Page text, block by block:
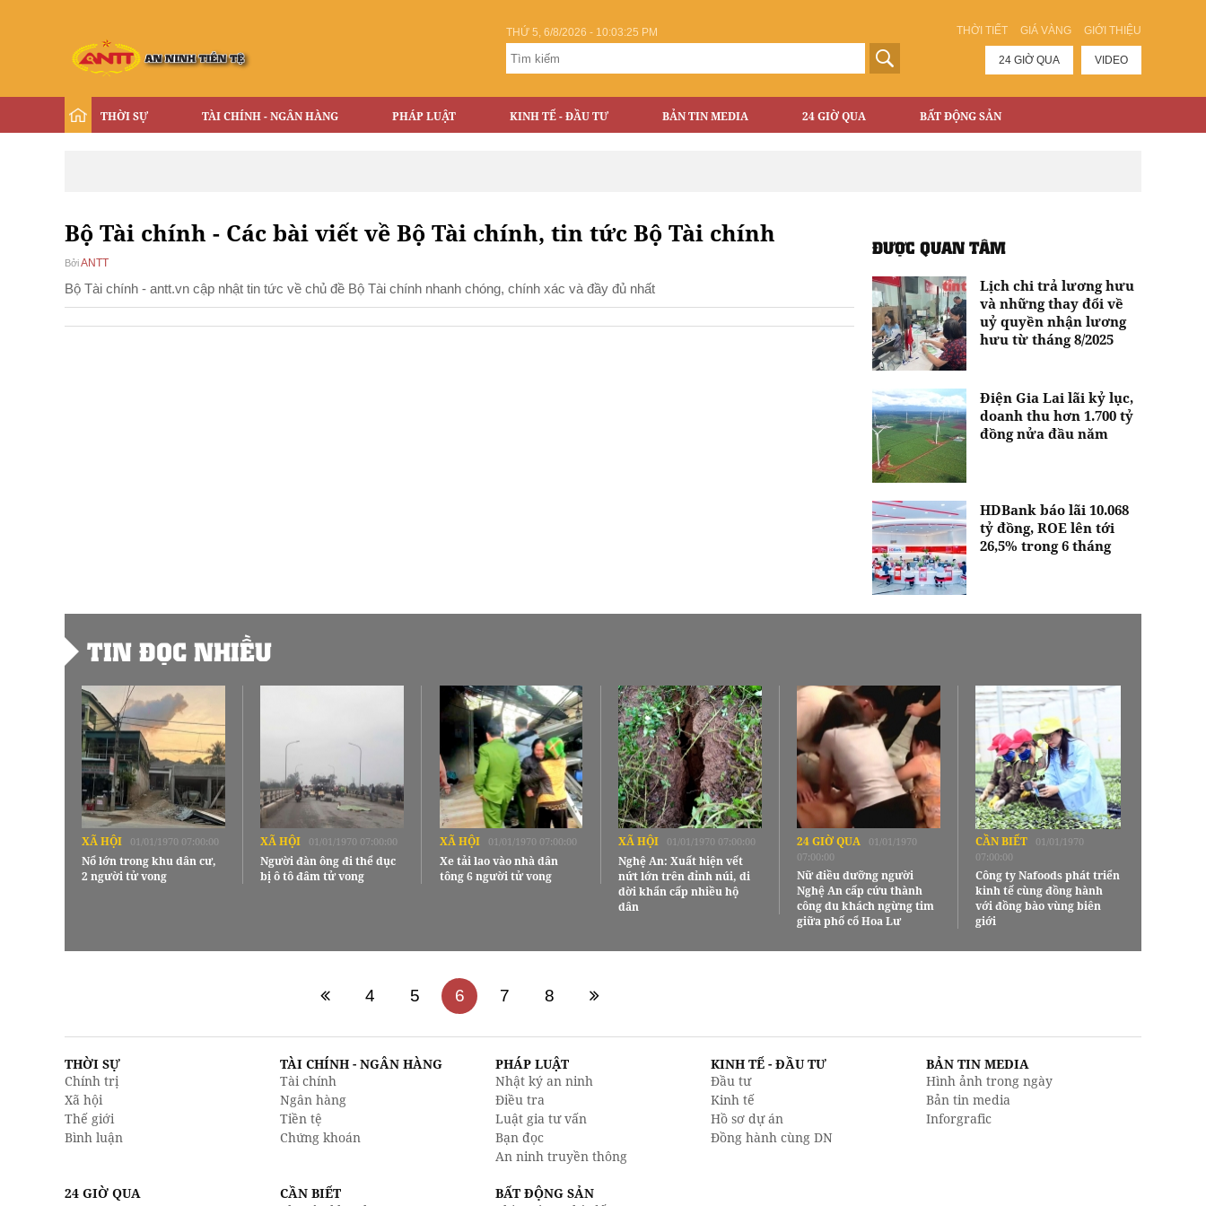
THỜI TIẾT GIÁ VÀNG GIỚI THIỆU
THỨ 5, 6/8/2026 - 10:03:25 PM
24 GIỜ QUA VIDEO
THỜI SỰ TÀI CHÍNH - NGÂN HÀNG PHÁP LUẬT KINH TẾ - ĐẦU TƯ BẢN TIN MEDIA 24 GIỜ QUA BẤT ĐỘNG SẢN
Bộ Tài chính - Các bài viết về Bộ Tài chính, tin tức Bộ Tài chính
BởiANTT
Bộ Tài chính - antt.vn cập nhật tin tức về chủ đề Bộ Tài chính nhanh chóng, chính xác và đầy đủ nhất
ĐƯỢC QUAN TÂM
Lịch chi trả lương hưu
và những thay đổi về
uỷ quyền nhận lương
hưu từ tháng 8/2025
Điện Gia Lai lãi kỷ lục,
doanh thu hơn 1.700 tỷ
đồng nửa đầu năm
HDBank báo lãi 10.068
tỷ đồng, ROE lên tới
26,5% trong 6 tháng
TIN ĐỌC NHIỀU
XÃ HỘI 01/01/1970 07:00:00
Nổ lớn trong khu dân cư,
2 người tử vong
XÃ HỘI 01/01/1970 07:00:00
Người đàn ông đi thể dục
bị ô tô đâm tử vong
XÃ HỘI 01/01/1970 07:00:00
Xe tải lao vào nhà dân
tông 6 người tử vong
XÃ HỘI 01/01/1970 07:00:00
Nghệ An: Xuất hiện vết
nứt lớn trên đỉnh núi, di
dời khẩn cấp nhiều hộ
dân
24 GIỜ QUA
01/01/1970
07:00:00
Nữ điều dưỡng người
Nghệ An cấp cứu thành
công du khách ngừng tim
giữa phố cổ Hoa Lư
CẦN BIẾT
01/01/1970
07:00:00
Công ty Nafoods phát triển
kinh tế cùng đồng hành
với đồng bào vùng biên
giới
4 5 6 7 8
THỜI SỰ
Chính trị
Xã hội
Thế giới
Bình luận
TÀI CHÍNH - NGÂN HÀNG
Tài chính
Ngân hàng
Tiền tệ
Chứng khoán
PHÁP LUẬT
Nhật ký an ninh
Điều tra
Luật gia tư vấn
Bạn đọc
An ninh truyền thông
KINH TẾ - ĐẦU TƯ
Đầu tư
Kinh tế
Hồ sơ dự án
Đồng hành cùng DN
BẢN TIN MEDIA
Hình ảnh trong ngày
Bản tin media
Inforgrafic
24 GIỜ QUA
CẦN BIẾT
BẤT ĐỘNG SẢN